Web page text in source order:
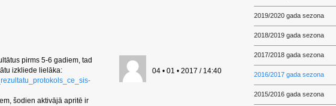
pirms 5-6 gadiem, tad
izkliede lielāka:
šodien aktivājā apritē ir
04 • 01 • 2017 / 14:40
2019/2020 gada sezona
2018/2019 gada sezona
2017/2018 gada sezona
2016/2017 gada sezona
2015/2016 gada sezona